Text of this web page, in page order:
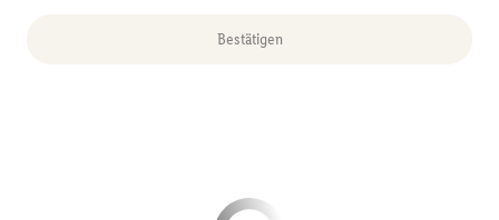
Bestätigen